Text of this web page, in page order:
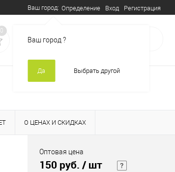
Ваш город: Определение
Ваш город?
Да Выбрать другой
Вход Регистрация
0
О ЦЕНАХ И СКИДКАХ
Оптовая цена
150 руб. / шт